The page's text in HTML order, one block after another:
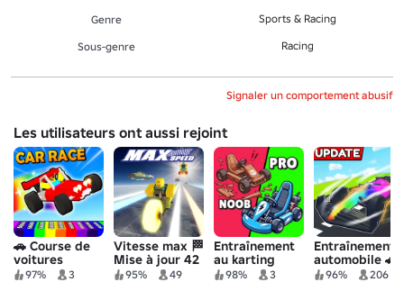
Genre
Sports & Racing
Sous-genre Racing
Signaler un comportement abusif
Les utilisateurs ont aussi rejoint
🚗 Course de
voitures
97% 3
Vitesse max 🏁
Mise à jour 42
95% 49
Entraînement
au karting
98% 3
Entraînement
automobile 🚗
96% 206